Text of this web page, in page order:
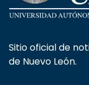
Sitio oficial de
de Nuevo León.